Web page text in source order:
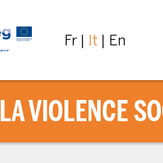
Fr It En
LA VIOLENCE